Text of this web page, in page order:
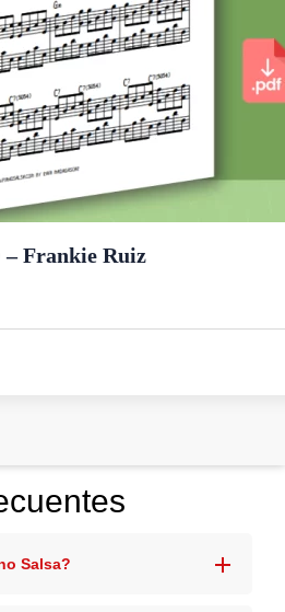
Frankie Ruiz
Salsa?